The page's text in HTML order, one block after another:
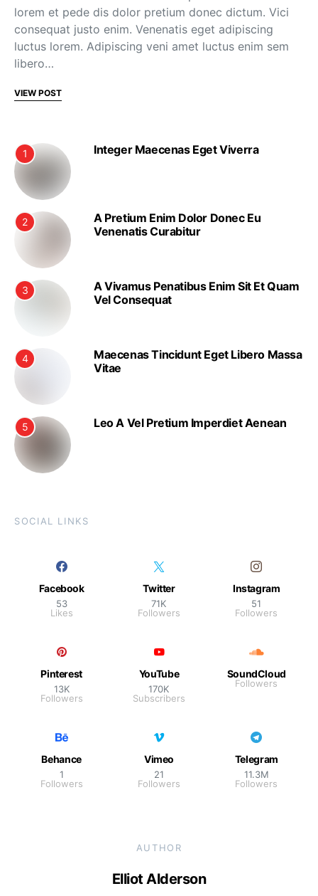
lorem et pede dis dolor pretium donec dictum. Vici
consequat justo enim. Venenatis eget adipiscing
luctus lorem. Adipiscing veni amet luctus enim sem
libero…
VIEW POST
1 Integer Maecenas Eget Viverra
2
A Pretium Enim Dolor Donec Eu
Venenatis Curabitur
3
A Vivamus Penatibus Enim Sit Et Quam
Vel Consequat
4
Maecenas Tincidunt Eget Libero Massa
Vitae
5 Leo A Vel Pretium Imperdiet Aenean
SOCIAL LINKS
Facebook
53
Likes
Twitter
71K
Followers
Instagram
51
Followers
Pinterest
13K
Followers
YouTube
170K
Subscribers
SoundCloud
Followers
Behance
1
Followers
Vimeo
21
Followers
Telegram
11.3M
Followers
AUTHOR
Elliot Alderson